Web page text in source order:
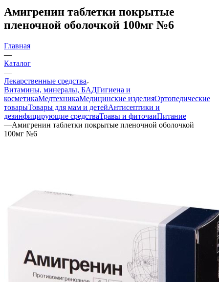
Амигренин таблетки покрытые
пленочной оболочкой 100мг №6
Главная
—
Каталог
—
Лекарственные средства
Витамины, минералы, БАДГигиена и
косметикаМедтехникаМедицинские изделияОртопедические
товарыТовары для мам и детейАнтисептики и
дезинфицирующие средстваТравы и фиточаиПитание
—Амигренин таблетки покрытые пленочной оболочкой
100мг №6